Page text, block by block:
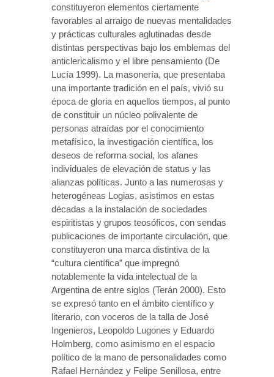
constituyeron elementos ciertamente
favorables al arraigo de nuevas mentalidades
y prácticas culturales aglutinadas desde
distintas perspectivas bajo los emblemas del
anticlericalismo y el libre pensamiento (De
Lucía 1999). La masonería, que presentaba
una importante tradición en el país, vivió su
época de gloria en aquellos tiempos, al punto
de constituir un núcleo polivalente de
personas atraídas por el conocimiento
metafísico, la investigación científica, los
deseos de reforma social, los afanes
individuales de elevación de status y las
alianzas políticas. Junto a las numerosas y
heterogéneas Logias, asistimos en estas
décadas a la instalación de sociedades
espiritistas y grupos teosóficos, con sendas
publicaciones de importante circulación, que
constituyeron una marca distintiva de la
“cultura científica” que impregnó
notablemente la vida intelectual de la
Argentina de entre siglos (Terán 2000). Esto
se expresó tanto en el ámbito científico y
literario, con voceros de la talla de José
Ingenieros, Leopoldo Lugones y Eduardo
Holmberg, como asimismo en el espacio
político de la mano de personalidades como
Rafael Hernández y Felipe Senillosa, entre